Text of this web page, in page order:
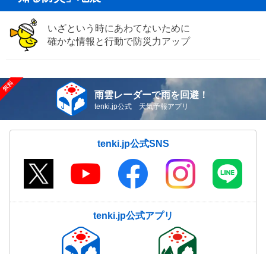
いざという時にあわてないために
確かな情報と行動で防災力アップ
雨雲レーダーで雨を回避！
tenki.jp公式 天気予報アプリ
tenki.jp公式SNS
tenki.jp公式アプリ